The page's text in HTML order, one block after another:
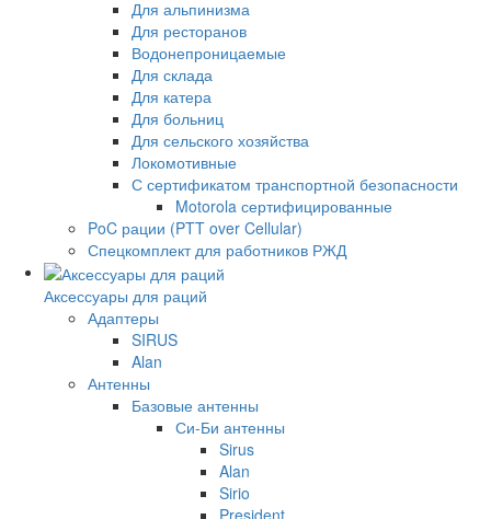
Для альпинизма
Для ресторанов
Водонепроницаемые
Для склада
Для катера
Для больниц
Для сельского хозяйства
Локомотивные
С сертификатом транспортной безопасности
Motorola сертифицированные
PoC рации (PTT over Cellular)
Спецкомплект для работников РЖД
Аксессуары для раций
Адаптеры
SIRUS
Alan
Антенны
Базовые антенны
Си-Би антенны
Sirus
Alan
Sirio
President